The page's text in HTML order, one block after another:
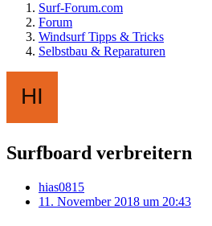
Surf-Forum.com
Forum
Windsurf Tipps & Tricks
Selbstbau & Reparaturen
Surfboard verbreitern
hias0815
11. November 2018 um 20:43